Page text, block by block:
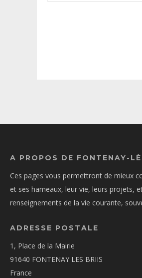
A PROPOS DE FONTENAY-
Ces pages vous permettront de mieux
et ses hameaux, leur vie, leurs projets,
renseignements de la vie courante,
ADRESSE POSTALE
1, Place de la Mairie
91640 FONTENAY LES BRIIS
France